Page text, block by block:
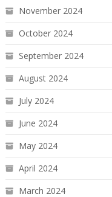
November 2024
October 2024
September 2024
August 2024
July 2024
June 2024
May 2024
April 2024
March 2024